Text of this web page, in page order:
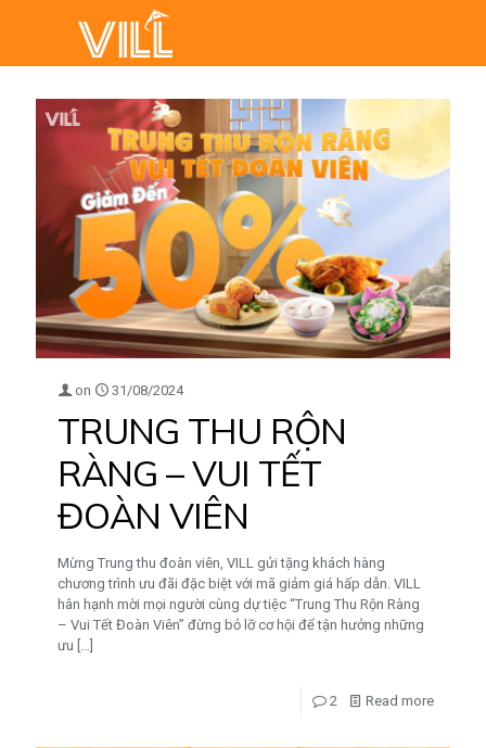
on 31/08/2024
TRUNG THU RỘN
RÀNG – VUI TẾT
ĐOÀN VIÊN
Mừng Trung thu đoàn viên, VILL gửi tặng khách hàng
chương trình ưu đãi đặc biệt với mã giảm giá hấp dẫn. VILL
hân hạnh mời mọi người cùng dự tiệc “Trung Thu Rộn Ràng
– Vui Tết Đoàn Viên” đừng bỏ lỡ cơ hội để tận hưởng những
ưu
2 Read more